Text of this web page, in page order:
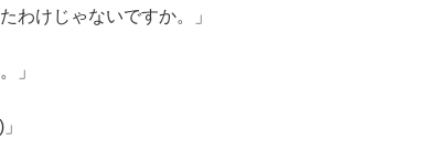
けじゃないですか。」
」